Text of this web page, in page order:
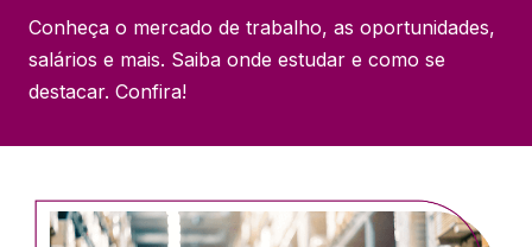
Conheça o mercado de trabalho, as oportunidades,
salários e mais. Saiba onde estudar e como se
destacar. Confira!